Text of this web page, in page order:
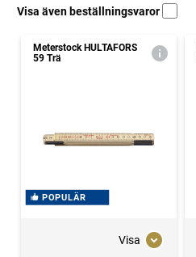
Visa även beställningsvaror
Meterstock HULTAFORS
59 Trä
POPULÄR
Visa